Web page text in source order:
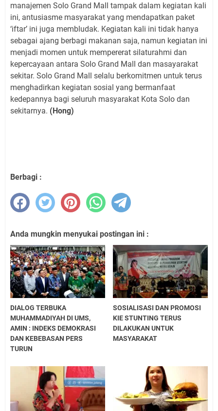
manajemen Solo Grand Mall tampak dalam kegiatan kali
ini, antusiasme masyarakat yang mendapatkan paket
‘iftar’ ini juga membludak. Kegiatan kali ini tidak hanya
sebagai ajang berbagi makanan saja, namun kegiatan ini
menjadi momen untuk mempererat silaturahmi dan
kepercayaan antara Solo Grand Mall dan masayarakat
sekitar. Solo Grand Mall selalu berkomitmen untuk terus
menghadirkan kegiatan sosial yang bermanfaat
kedepannya bagi seluruh masyarakat Kota Solo dan
sekitarnya. (Hong)
Berbagi :
Anda mungkin menyukai postingan ini :
DIALOG TERBUKA
MUHAMMADIYAH DI UMS,
AMIN : INDEKS DEMOKRASI
DAN KEBEBASAN PERS
TURUN
SOSIALISASI DAN PROMOSI
KIE STUNTING TERUS
DILAKUKAN UNTUK
MASYARAKAT